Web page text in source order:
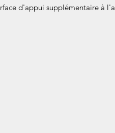
d'appui supplémentaire à